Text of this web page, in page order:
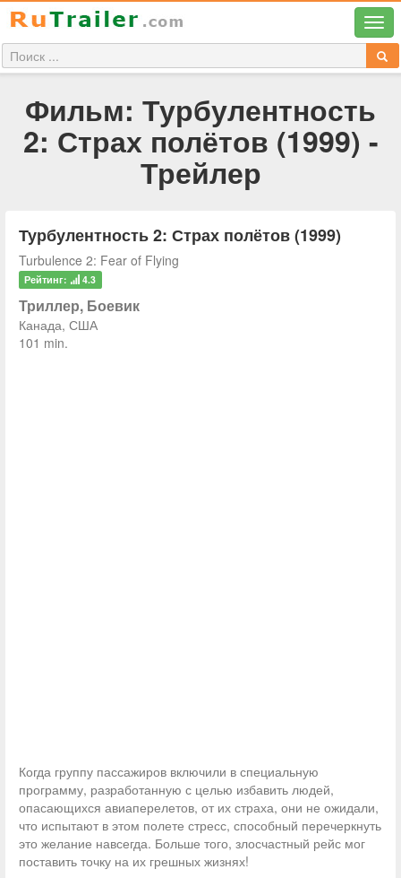
Фильм: Турбулентность
2: Страх полётов (1999) -
Трейлер
Турбулентность 2: Страх полётов (1999)
Turbulence 2: Fear of Flying
Рейтинг: 4.3
Триллер, Боевик
Канада, США
101 min.
Когда группу пассажиров включили в специальную
программу, разработанную с целью избавить людей,
опасающихся авиаперелетов, от их страха, они не ожидали,
что испытают в этом полете стресс, способный перечеркнуть
это желание навсегда. Больше того, злосчастный рейс мог
поставить точку на их грешных жизнях!